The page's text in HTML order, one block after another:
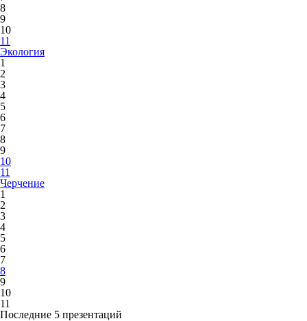
8
9
10
11
Экология
1
2
3
4
5
6
7
8
9
10
11
Черчение
1
2
3
4
5
6
7
8
9
10
11
Последние 5 презентаций